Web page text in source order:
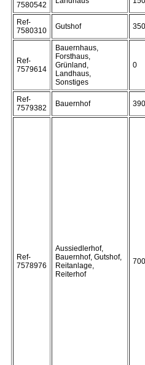
7580542
Ref-
7580310
Gutshof
Ref-
7579614
Bauernhaus,
Forsthaus,
Grünland,
Landhaus,
Sonstiges
0
Ref-
7579382
Bauernhof
Ref-
7578976
Aussiedlerhof,
Bauernhof, Gutshof,
Reitanlage,
Reiterhof